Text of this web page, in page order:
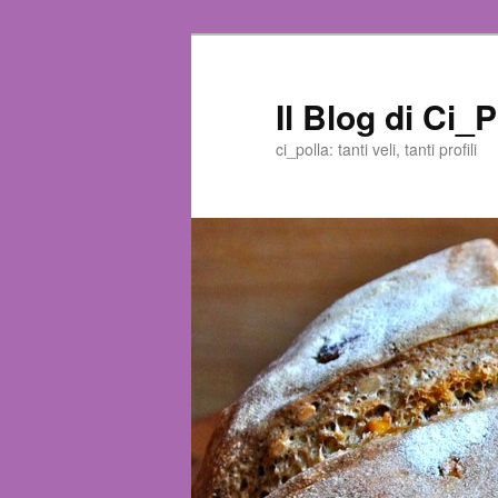
Il Blog di
ci_polla: tanti veli, tanti profili